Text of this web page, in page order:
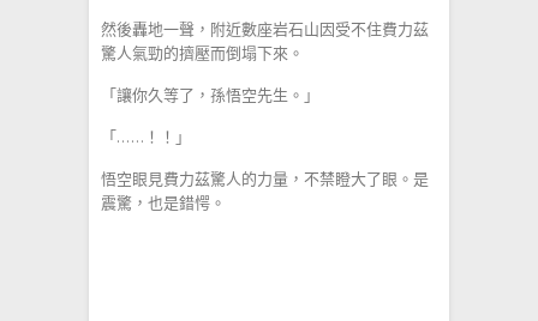
然後轟地一聲，附近數座岩石山因受不住費力茲
驚人氣勁的擠壓而倒塌下來。
「讓你久等了，孫悟空先生。」
「……！！」
悟空眼見費力茲驚人的力量，不禁瞪大了眼。是
震驚，也是錯愕。